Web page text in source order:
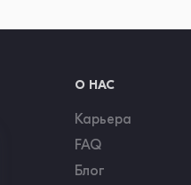
О НАС
Карьера
FAQ
Блог